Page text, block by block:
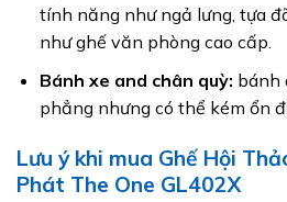
tính năng như ngả lưng, tựa
như ghế văn phòng cao cấp.
Bánh xe and chân quỳ: bánh
phẳng nhưng có thể kém ổn
Lưu ý khi mua Ghế Hội
Phát The One GL402X